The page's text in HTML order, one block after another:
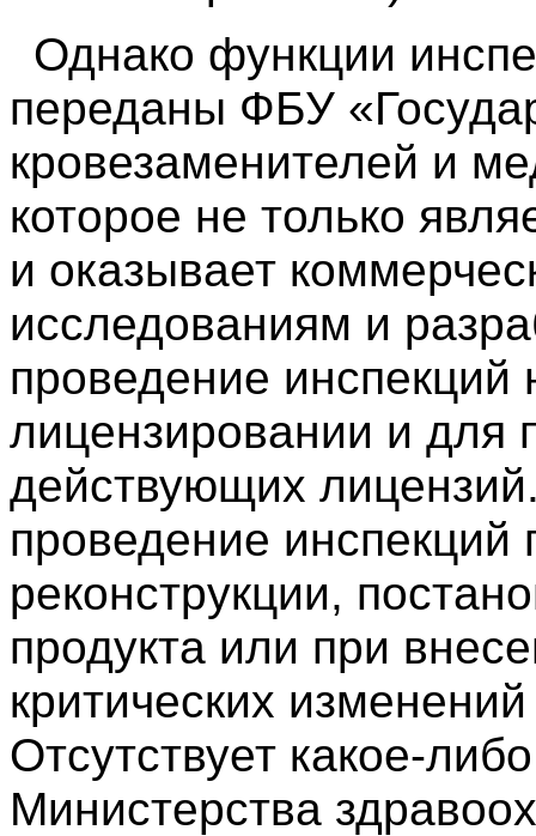
Однако функции
переданы ФБУ
кровезаменителей и
которое не только
и оказывает
исследованиям и
проведение инспекций
лицензировании и для
действующих
проведение инспекций
реконструкции,
продукта или при
критических
Отсутствует какое-
Министерства